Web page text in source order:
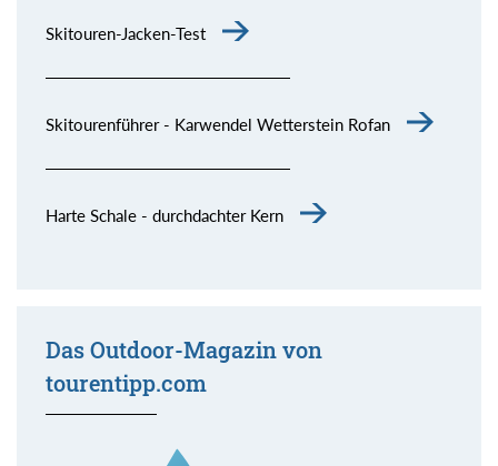
Skitouren-Jacken-Test
Skitourenführer - Karwendel Wetterstein Rofan
Harte Schale - durchdachter Kern
Das Outdoor-Magazin von
tourentipp.com